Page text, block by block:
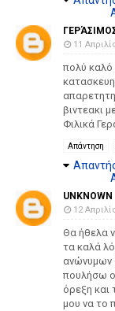
11
πολύ καλό
βιντεακι
Φιλικά
Απάντηση
UNKNOWN
12
Θα ήθελα
τα καλά
ανώνυμων
πουλήσω
όρεξη και
μου να το